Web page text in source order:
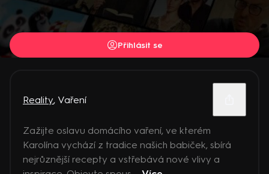
Přihlásit se
Reality, Vaření
Zažijte oslavu domácího vaření, ve kterém
Karolína vychází z tradice našich babiček, sbírá
nejrůznější recepty a vstřebává nové vlivy a